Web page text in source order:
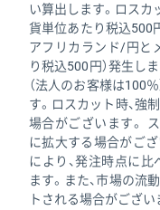
い算出します。ロスカ
貨単位あたり税込500
アフリカランド/円と
り税込500円）発生し
（法人のお客様は100
す。ロスカット時、強
場合がございます。
に拡大する場合がご
により、発注時点に
ます。また、市場の流
トされる場合がござい